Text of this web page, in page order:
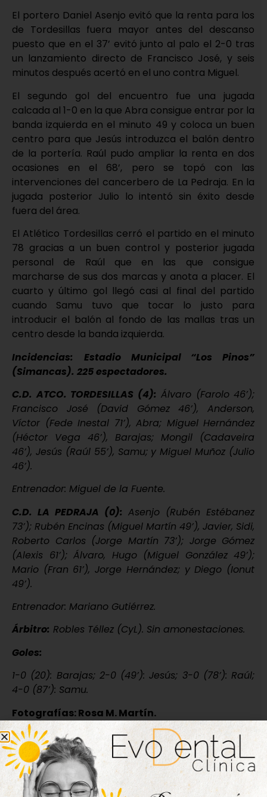
El portero Daniel Asenjo evitó que la renta para los
de Tordesillas fuera mayor antes del descanso
puesto que en el 37’ evitó junto al palo el 2-0 tras
un lanzamiento directo de Francisco José, y seis
minutos después acertó en el uno contra Miguel.
El segundo gol del encuentro fue una jugada
calcada al 1-0 en la que Abra consigue entrar por la
banda izquierda en el minuto 49 y coloca un buen
centro para que Jesús introduzca el balón dentro
de la portería. Raúl pudo ampliar la renta en dos
ocasiones en el 68’, pero se topó con las
intervenciones del cancerbero de La Pedraja. En la
jugada posterior Julio lo intentó sin éxito desde
fuera del área.
El Atlético Tordesillas cerró el partido en el minuto
78 gracias a un buen control y posterior jugada
personal de Raúl que en las que consigue
marcharse de sus dos marcas y anota a placer. El
cuarto y último gol llegó casi al final del partido
cuando Samu tuvo que tocar lo justo para
introducir el balón al fondo de las mallas tras un
centro desde la banda izquierda.
Incidencias:
Estadio Municipal “Los Pinos”
(Simancas). 225 espectadores.
C.D. ATCO. TORDESILLAS (4): Álvaro (Farolo 46’);
Francisco José (David Gómez 46’), Anderson,
Víctor (Fede Inestal 71’), Abra; Miguel Hernández
(Héctor Vega 46’), Barajas; Mongil (Cadaveira
46’), Jesús (Raúl 55’), Samu; y Miguel Muñoz (Julio
46’).
Entrenador: Miguel de la Fuente.
C.D. LA PEDRAJA (0): Asenjo (Rubén Estébanez
73’); Rubén Encinas (Miguel Martín 49’), Javier, Sidi,
Roberto Carlos (Jorge Martín 73’); Jorge Gómez
(Alexis 61’); Álvaro, Hugo (Miguel González 49’);
Mario (Fran 61’), Jorge Hernández; y Diego (Ionut
49’).
Entrenador: Mariano Gutiérrez.
Árbitro: Robles Téllez (CyL). Sin amonestaciones.
Goles:
1-0 (20): Barajas; 2-0 (49’): Jesús; 3-0 (78’): Raúl;
4-0 (87’): Samu.
Fotografías: Rosa M. Martín.
Nueva edición